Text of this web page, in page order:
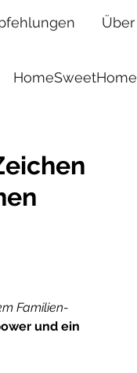
Über
HomeSweetHome
Familien-
und ein